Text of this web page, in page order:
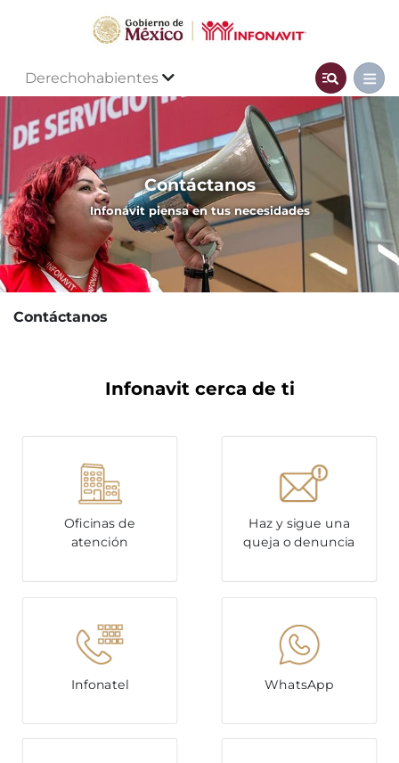
Derechohabientes
Contáctanos
Infonavit piensa en tus necesidades
Contáctanos
Infonavit cerca de ti
Oficinas de
atención
Haz y sigue una
queja o denuncia
Infonatel WhatsApp